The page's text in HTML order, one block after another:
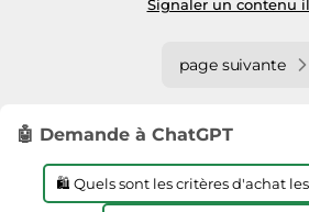
Signaler un contenu
page suivante
🤖 Demande à ChatGPT
🛍️ Quels sont les critères d'achat